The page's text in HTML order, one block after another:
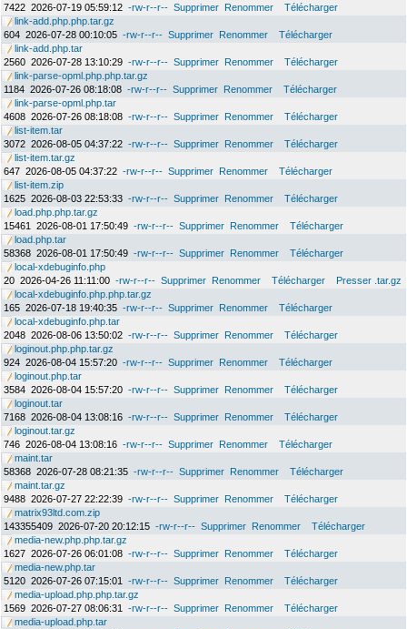
7422 2026-07-19 05:59:12 -rw-r--r-- Supprimer Renommer
Télécharger
link-add.php.php.tar.gz
604 2026-07-28 00:10:05 -rw-r--r-- Supprimer Renommer
Télécharger
link-add.php.tar
2560 2026-07-28 13:10:29 -rw-r--r-- Supprimer Renommer
Télécharger
link-parse-opml.php.php.tar.gz
1184 2026-07-26 08:18:08 -rw-r--r-- Supprimer Renommer
Télécharger
link-parse-opml.php.tar
4608 2026-07-26 08:18:08 -rw-r--r-- Supprimer Renommer
Télécharger
list-item.tar
3072 2026-08-05 04:37:22 -rw-r--r-- Supprimer Renommer
Télécharger
list-item.tar.gz
647 2026-08-05 04:37:22 -rw-r--r-- Supprimer Renommer
Télécharger
list-item.zip
1625 2026-08-03 22:53:33 -rw-r--r-- Supprimer Renommer
Télécharger
load.php.php.tar.gz
15461
2026-08-01 17:50:49 -rw-r--r-- Supprimer Renommer
Télécharger
load.php.tar
58368 2026-08-01 17:50:49 -rw-r--r-- Supprimer Renommer
Télécharger
local-xdebuginfo.php
20 2026-04-26 11:11:00 -rw-r--r-- Supprimer Renommer Télécharger
Presser .tar.gz
local-xdebuginfo.php.php.tar.gz
165 2026-07-18 19:40:35 -rw-r--r-- Supprimer Renommer
Télécharger
local-xdebuginfo.php.tar
2048 2026-08-06 13:50:02 -rw-r--r-- Supprimer Renommer
Télécharger
loginout.php.php.tar.gz
924 2026-08-04 15:57:20 -rw-r--r-- Supprimer Renommer
Télécharger
loginout.php.tar
3584 2026-08-04 15:57:20 -rw-r--r-- Supprimer Renommer
Télécharger
loginout.tar
7168 2026-08-04 13:08:16 -rw-r--r-- Supprimer Renommer
Télécharger
loginout.tar.gz
746 2026-08-04 13:08:16 -rw-r--r-- Supprimer Renommer
Télécharger
maint.tar
58368 2026-07-28 08:21:35 -rw-r--r-- Supprimer Renommer
Télécharger
maint.tar.gz
9488 2026-07-27 22:22:39 -rw-r--r-- Supprimer Renommer
Télécharger
matrix93ltd.com.zip
143355409 2026-07-20 20:12:15 -rw-r--r-- Supprimer Renommer
Télécharger
media-new.php.php.tar.gz
1627 2026-07-26 06:01:08 -rw-r--r-- Supprimer Renommer
Télécharger
media-new.php.tar
5120 2026-07-26 07:15:01 -rw-r--r-- Supprimer Renommer
Télécharger
media-upload.php.php.tar.gz
1569 2026-07-27 08:06:31 -rw-r--r-- Supprimer Renommer
Télécharger
media-upload.php.tar